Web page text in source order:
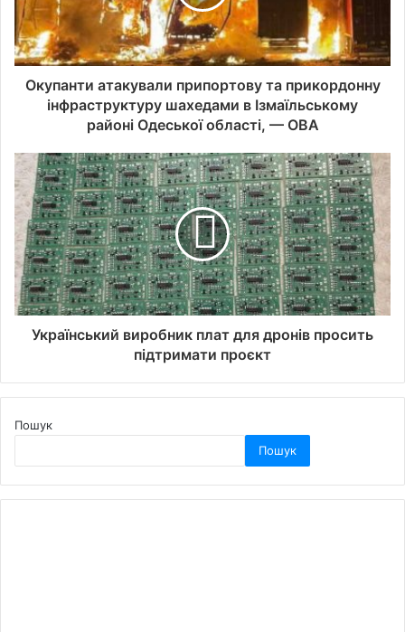
Окупанти атакували припортову та прикордонну
інфраструктуру шахедами в Ізмаїльському
районі Одеської області, — ОВА
Український виробник плат для дронів просить
підтримати проєкт
Пошук
Пошук